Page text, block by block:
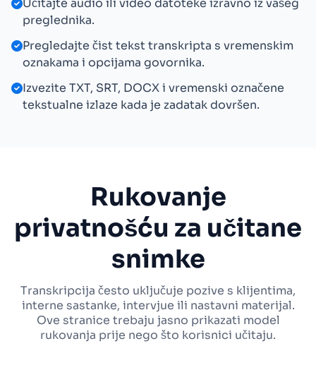
Učitajte audio ili video datoteke izravno iz vašeg
preglednika.
Pregledajte čist tekst transkripta s vremenskim
oznakama i opcijama govornika.
Izvezite TXT, SRT, DOCX i vremenski označene
tekstualne izlaze kada je zadatak dovršen.
Rukovanje
privatnošću za učitane
snimke
Transkripcija često uključuje pozive s klijentima,
interne sastanke, intervjue ili nastavni materijal.
Ove stranice trebaju jasno prikazati model
rukovanja prije nego što korisnici učitaju.